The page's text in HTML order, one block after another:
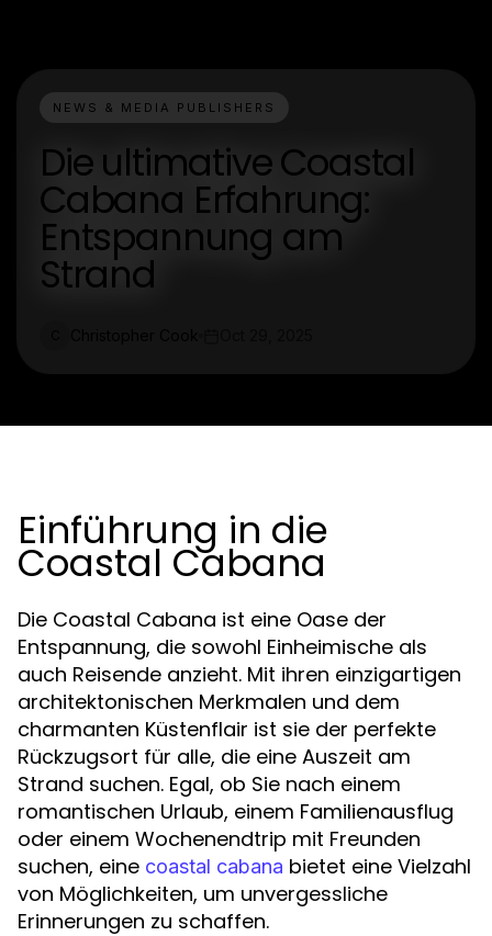
NEWS & MEDIA PUBLISHERS
Die ultimative Coastal
Cabana Erfahrung:
Entspannung am
Strand
Einführung in die
Coastal Cabana
Die Coastal Cabana ist eine Oase der
Entspannung, die sowohl Einheimische als
auch Reisende anzieht. Mit ihren einzigartigen
architektonischen Merkmalen und dem
charmanten Küstenflair ist sie der perfekte
Rückzugsort für alle, die eine Auszeit am
Strand suchen. Egal, ob Sie nach einem
romantischen Urlaub, einem Familienausflug
oder einem Wochenendtrip mit Freunden
suchen, eine coastal cabana bietet eine Vielzahl
von Möglichkeiten, um unvergessliche
Erinnerungen zu schaffen.